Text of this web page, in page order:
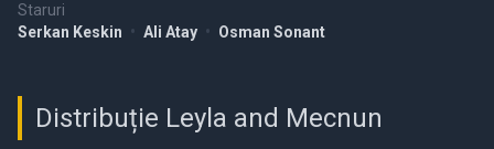
Staruri
Serkan Keskin • Ali Atay • Osman Sonant
Distribuție Leyla and Mecnun